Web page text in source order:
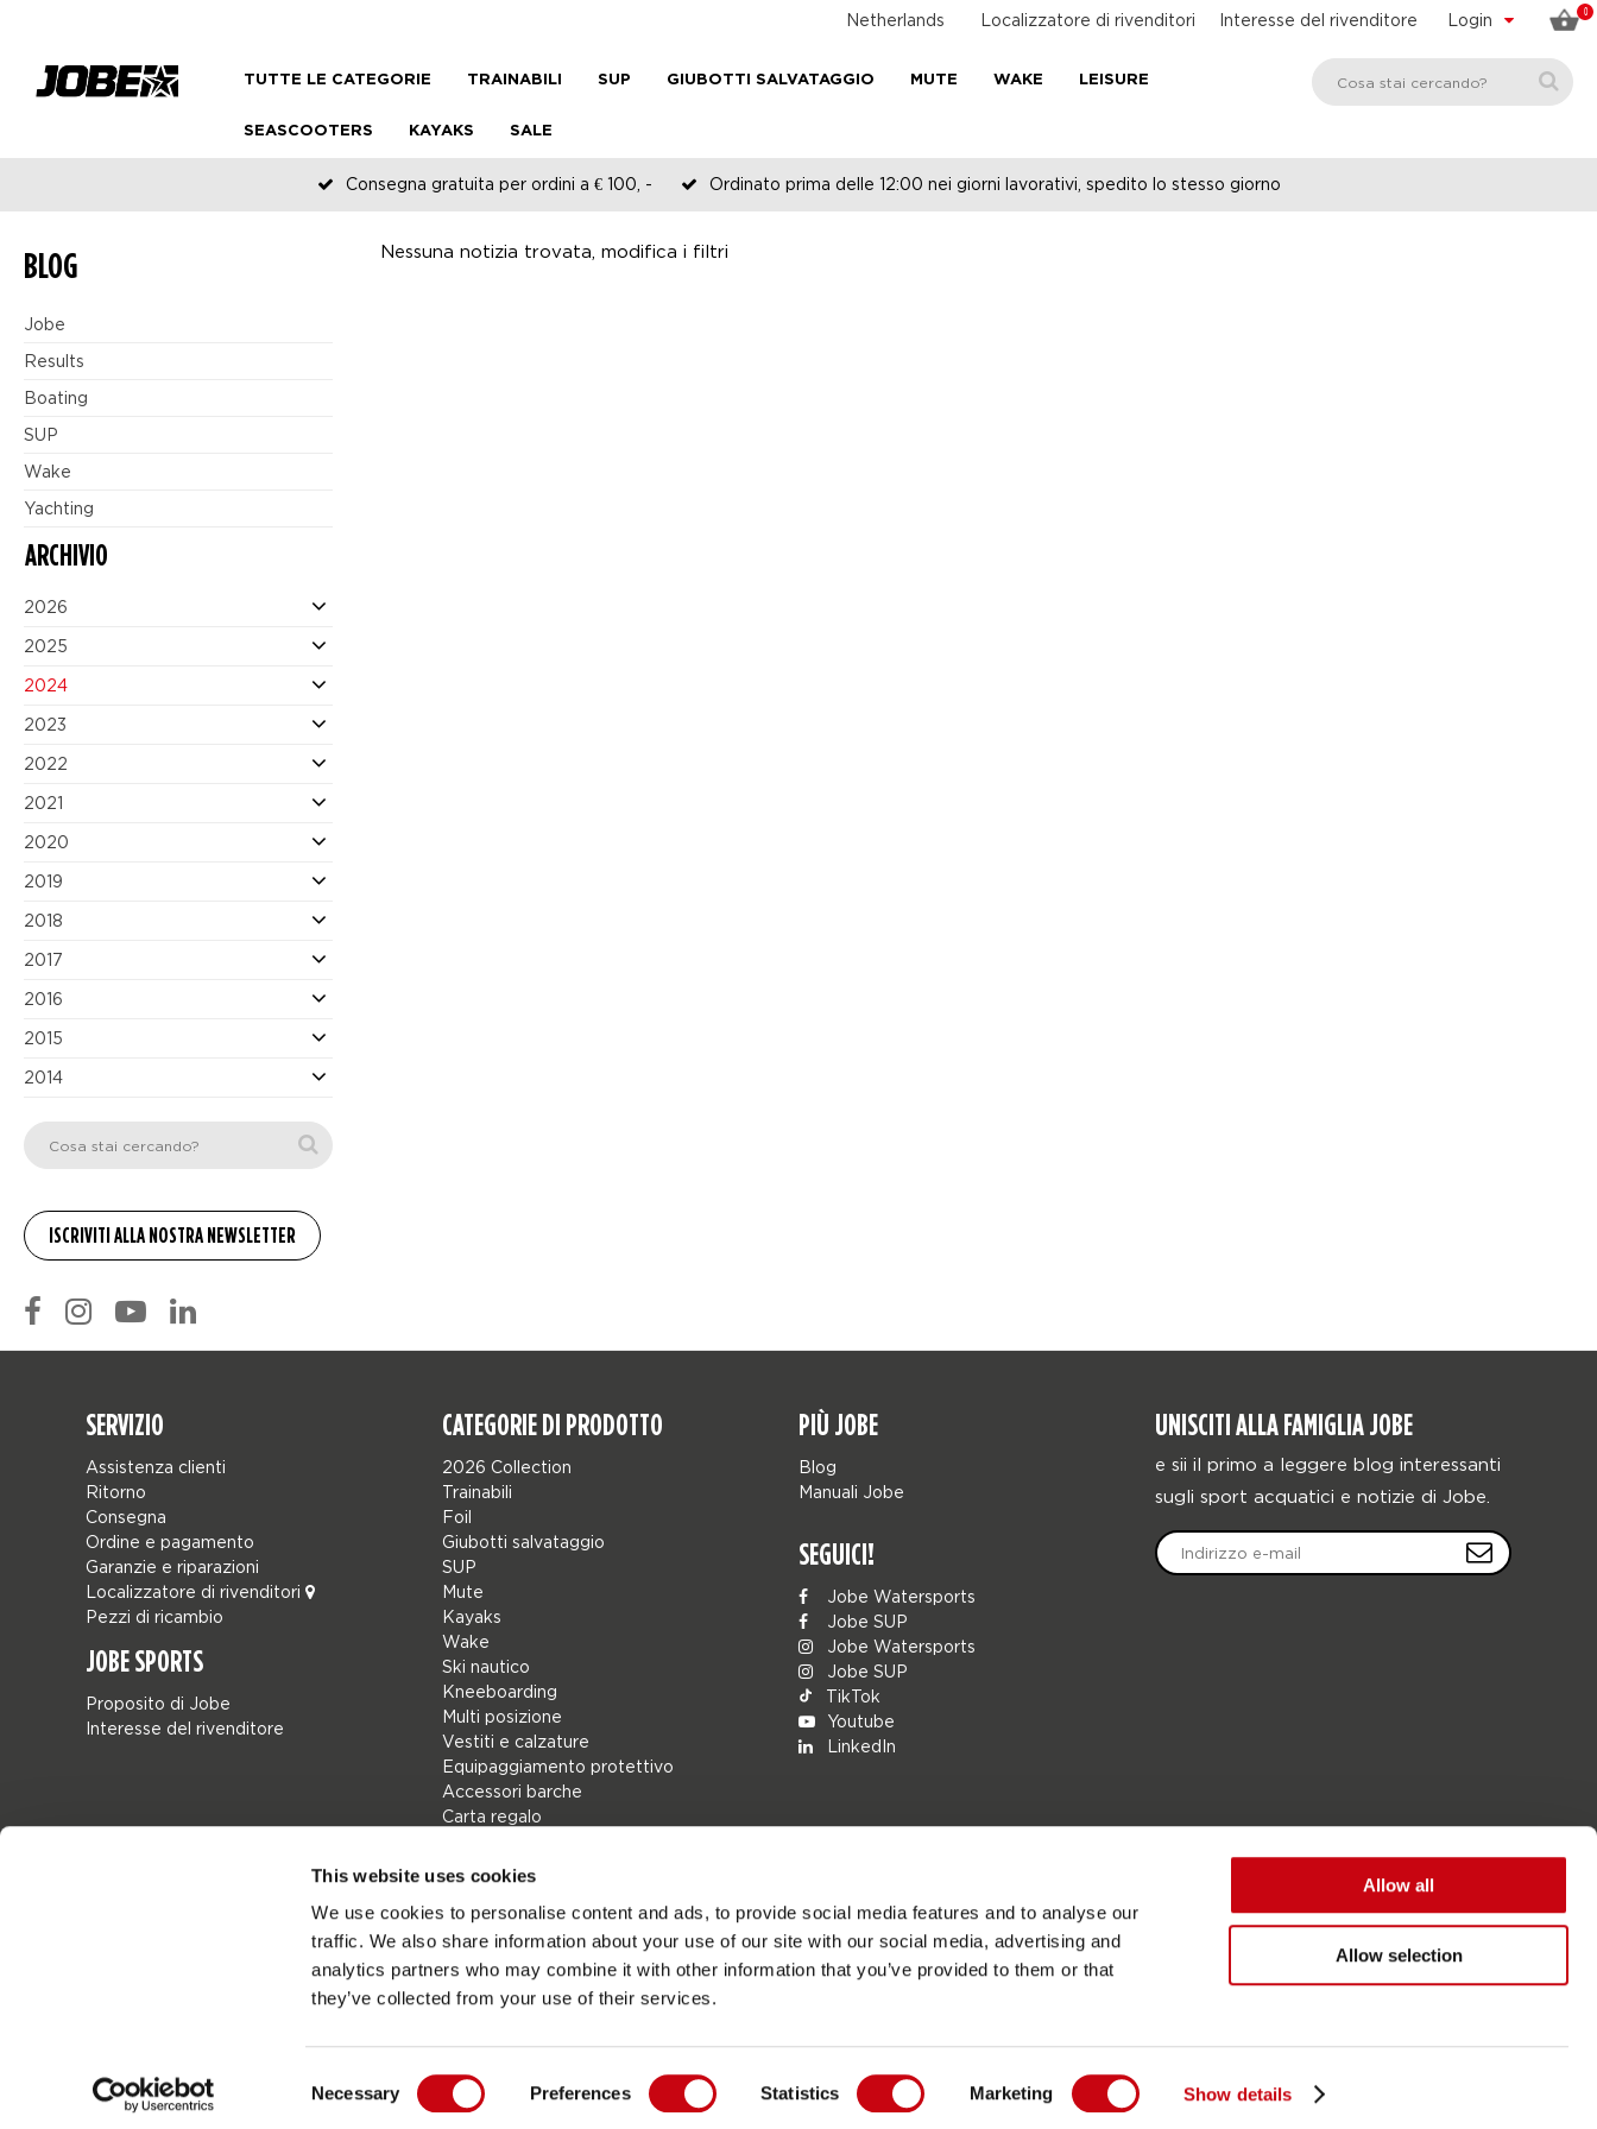
This website uses cookies
We use cookies to personalise content and ads, to provide social media features and to analyse our
traffic. We also share information about your use of our site with our social media, advertising and
analytics partners who may combine it with other information that you’ve provided to them or that
they’ve collected from your use of their services.
Selection
Necessary Preferences Statistics Marketing Show details
Allow all
Allow selection
0
Login
Interesse del rivenditore
Localizzatore di rivenditori
Netherlands
TUTTE LE CATEGORIE TRAINABILI SUP GIUBOTTI SALVATAGGIO MUTE WAKE LEISURE
SEASCOOTERS KAYAKS SALE
Consegna gratuita per ordini a € 100, - Ordinato prima delle 12:00 nei giorni lavorativi, spedito lo stesso giorno
BLOG
Jobe
Results
Boating
SUP
Wake
Yachting
ARCHIVIO
2026
2025
2024
2023
2022
2021
2020
2019
2018
2017
2016
2015
2014
Nessuna notizia trovata, modifica i filtri
SERVIZIO
Assistenza clienti
Ritorno
Consegna
Ordine e pagamento
Garanzie e riparazioni
Localizzatore di rivenditori
Pezzi di ricambio
JOBE SPORTS
Proposito di Jobe
Interesse del rivenditore
CATEGORIE DI PRODOTTO
2026 Collection
Trainabili
Foil
Giubotti salvataggio
SUP
Mute
Kayaks
Wake
Ski nautico
Kneeboarding
Multi posizione
Vestiti e calzature
Equipaggiamento protettivo
Accessori barche
Carta regalo
Collaborations
SALE
Mix & Match
Pezzi di ricambio
PIÙ JOBE
Blog
Manuali Jobe
SEGUICI!
Jobe Watersports
Jobe SUP
Jobe Watersports
Jobe SUP
TikTok
Youtube
LinkedIn
UNISCITI ALLA FAMIGLIA JOBE
e sii il primo a leggere blog interessanti
sugli sport acquatici e notizie di Jobe.
Netherlands Jobesports.com - Sito ufficiale
Accessibilità